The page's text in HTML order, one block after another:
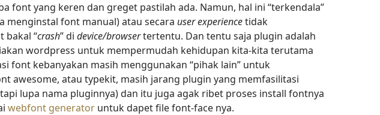
font yang keren dan greget pastilah ada. Namun, hal ini “terkendala”
menginstal font manual) atau secara user experiencetidak
bakal “crash” di device/browsertertentu. Dan tentu saja plugin adalah
wordpress untuk mempermudah kehidupan kita-kita terutama
font kebanyakan masih menggunakan “pihak lain” untuk
awesome, atau typekit, masih jarang plugin yang memfasilitasi
lupa nama pluginnya) dan itu juga agak ribet proses install fontnya
webfont generator untuk dapet file font-face nya.